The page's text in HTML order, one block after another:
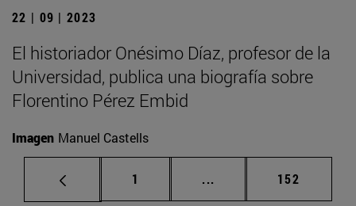
22 | 09 | 2023
El historiador Onésimo Díaz, profesor de la
Universidad, publica una biografía sobre
Florentino Pérez Embid
Imagen Manuel Castells
Página
1 ... Páginas intermedias
Página
152